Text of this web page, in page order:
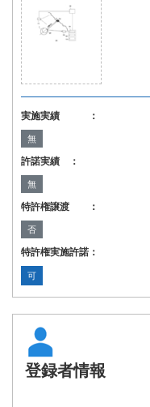
実施実績 ：
無
許諾実績 ：
無
特許権譲渡 ：
否
特許権実施許諾：
可
登録者情報